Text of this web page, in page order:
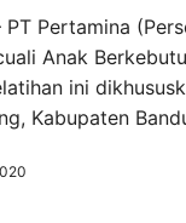
PT Pertamina
Anak
ini
Kabupaten